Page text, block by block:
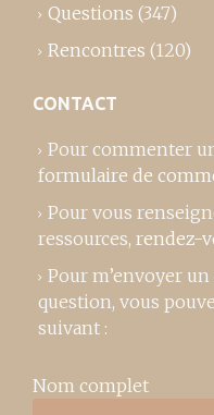
Questions (347)
Rencontres (120)
CONTACT
Pour commenter
formulaire de
Pour vous
ressources, rendez-
Pour m’envoyer
question, vous
suivant :
Nom complet